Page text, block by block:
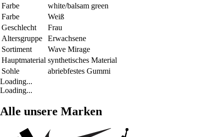
Farbe
white/balsam green
Farbe
Weiß
Geschlecht
Frau
Altersgruppe
Erwachsene
Sortiment
Wave Mirage
Hauptmaterial synthetisches Material
Sohle
abriebfestes Gummi
Loading...
Loading...
Alle unsere Marken